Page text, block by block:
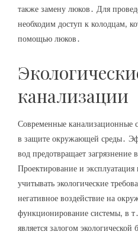
также замену люков․ Для
необходим доступ к колодцам‚
помощью люков․
канализации
Современные канализационные
в защите окружающей среды․
вод предотвращает загрязнение
Проектирование и
учитывать экологические
негативное воздействие на
функционирование системы‚ в
является залогом экологической